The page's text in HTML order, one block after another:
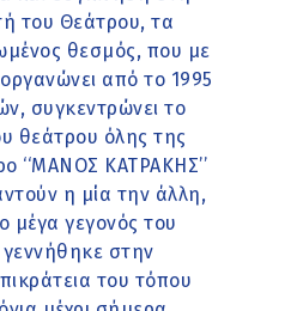
του Θεάτρου, τα
θεσμός, που με
από το 1995
συγκεντρώνει το
θεάτρου όλης της
‘‘ΜΑΝΟΣ ΚΑΤΡΑΚΗΣ’’
η μία την άλλη,
μέγα γεγονός του
στην
του τόπου